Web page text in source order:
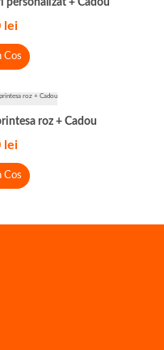
personalizat + Cadou
lei
Cos
roz + Cadou
lei
Cos